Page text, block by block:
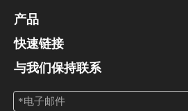
产品
快速链接
与我们保持联系